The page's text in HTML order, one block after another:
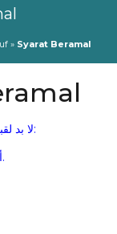
» Syarat Beramal
لا بد لقبول العمل من ثلاثة شروط:
1. أن يكون موافقا للشريعة.